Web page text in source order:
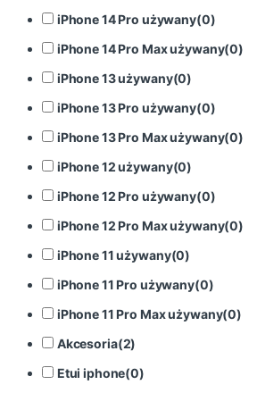
iPhone 14 Pro używany(0)
iPhone 14 Pro Max używany(0)
iPhone 13 używany(0)
iPhone 13 Pro używany(0)
iPhone 13 Pro Max używany(0)
iPhone 12 używany(0)
iPhone 12 Pro używany(0)
iPhone 12 Pro Max używany(0)
iPhone 11 używany(0)
iPhone 11 Pro używany(0)
iPhone 11 Pro Max używany(0)
Akcesoria(2)
Etui iphone(0)